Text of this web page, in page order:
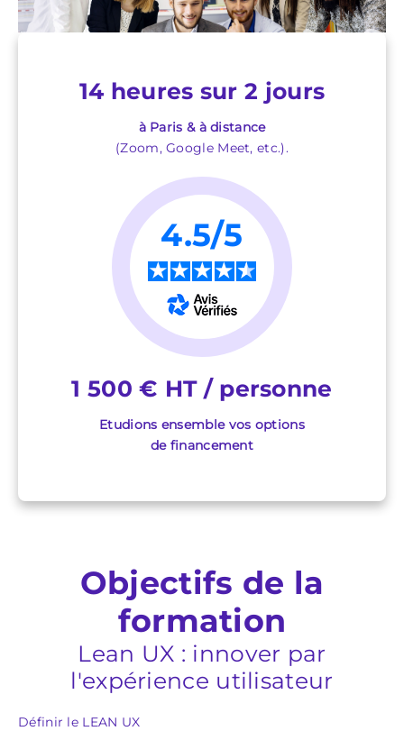
14 heures sur 2 jours
à Paris & à distance
(Zoom, Google Meet, etc.).
4.5/5
★★★★★
1 500 € HT / personne
Etudions ensemble vos options
de financement
Objectifs de la
formation
Lean UX : innover par
l'expérience utilisateur
Définir le LEAN UX